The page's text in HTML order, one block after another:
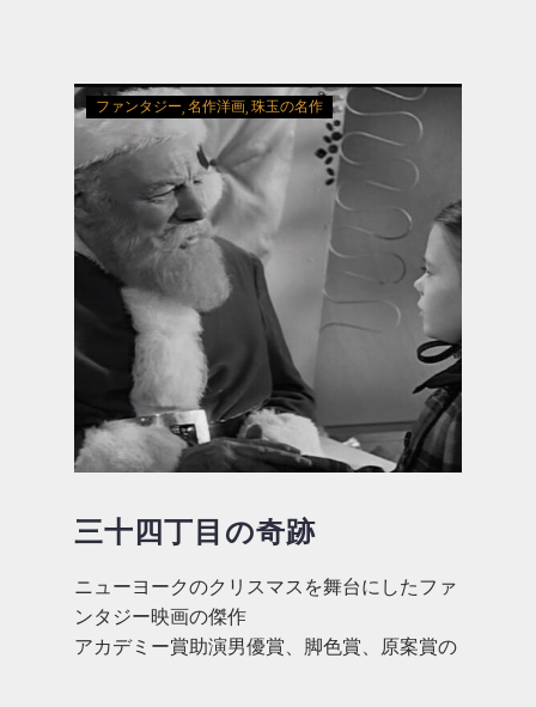
ファンタジー 名作洋画 珠玉の名作
三十四丁目の奇跡
ニューヨークのクリスマスを舞台にしたファ
ンタジー映画の傑作
アカデミー賞助演男優賞、脚色賞、原案賞の